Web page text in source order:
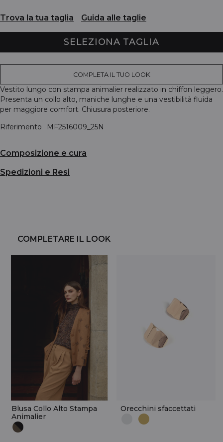
Trova la tua taglia Guida alle taglie
SELEZIONA TAGLIA
COMPLETA IL TUO LOOK
Vestito lungo con stampa animalier realizzato in chiffon leggero.
Presenta un collo alto, maniche lunghe e una vestibilità fluida
per maggiore comfort. Chiusura posteriore.
Riferimento
MF2516009_25N
Composizione e cura
Spedizioni e Resi
COMPLETARE IL LOOK
Blusa Collo Alto Stampa
Animalier
Orecchini sfaccettati